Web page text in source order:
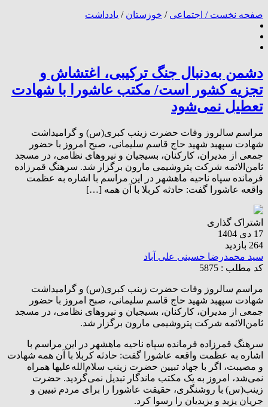
صفحه نخست / اجتماعی / خوزستان / یادداشت
دشمن به‌دنبال جنگ ترکیبی، اغتشاش و
تجزیه کشور است/ مکتب عاشورا با شهادت
تعطیل نمی‌شود
مراسم سالروز وفات حضرت زینب کبری(س) و گرامیداشت
شهادت سپهبد شهید حاج قاسم سلیمانی، صبح امروز با حضور
جمعی از مدیران، کارکنان، بسیجیان و نیروهای نظامی، در مسجد
ثامن‌الائمه شرکت پتروشیمی مارون برگزار شد. سرهنگ قمرزاده
فرمانده سپاه ناحیه ماهشهر در این مراسم با اشاره به عظمت
واقعه عاشورا گفت: حادثه کربلا با آن همه […]
اشتراک گذاری
17 دی 1404
264 بازدید
سید محمدرضا حسینی علی آباد
کد مطلب : 5875
مراسم سالروز وفات حضرت زینب کبری(س) و گرامیداشت
شهادت سپهبد شهید حاج قاسم سلیمانی، صبح امروز با حضور
جمعی از مدیران، کارکنان، بسیجیان و نیروهای نظامی، در مسجد
ثامن‌الائمه شرکت پتروشیمی مارون برگزار شد.
سرهنگ قمرزاده فرمانده سپاه ناحیه ماهشهر در این مراسم با
اشاره به عظمت واقعه عاشورا گفت: حادثه کربلا با آن همه شهادت
و مصیبت، اگر با جهاد تبیین حضرت زینب سلام‌الله‌علیها همراه
نمی‌شد، امروز به یک مکتب ماندگار تبدیل نمی‌گردید. حضرت
زینب(س) با روشنگری، حقیقت عاشورا را برای مردم تبیین و
جریان یزید و یزیدیان را رسوا کرد.